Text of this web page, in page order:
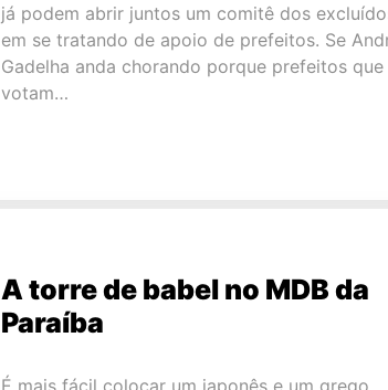
já podem abrir juntos um comitê dos
em se tratando de apoio de prefeitos. Se
Gadelha anda chorando porque prefeitos que
votam…
A torre de babel no MDB da
Paraíba
É mais fácil colocar um japonês e um grego